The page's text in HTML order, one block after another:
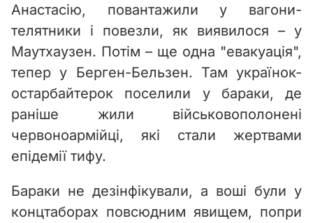
Анастасію, повантажили у вагони-
телятники і повезли, як виявилося – у
Маутхаузен. Потім – ще одна "евакуація",
тепер у Берген-Бельзен. Там українок-
остарбайтерок поселили у бараки, де
раніше жили військовополонені
червоноармійці, які стали жертвами
епідемії тифу.
Бараки не дезінфікували, а воші були у
концтаборах повсюдним явищем, попри